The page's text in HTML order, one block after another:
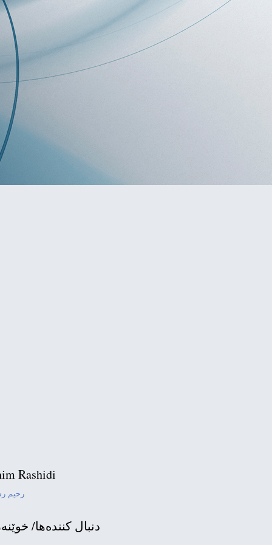
that I inform you of
ده‌نگی بردنه‌وه‌ی
Rashidi
رحیم
دنبال كننده‌ها/